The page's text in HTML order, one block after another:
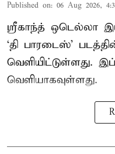
Published on: 06 Aug 2026,
ஸ்ரீகாந்த் ஒடெல்லா
‘தி பாரடைஸ்’
வெளியிட்டுள்ளது.
வெளியாகவுள்ளது.